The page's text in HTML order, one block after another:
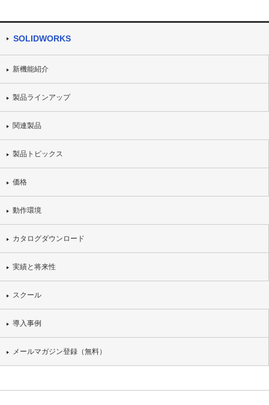
SOLIDWORKS
新機能紹介
製品ラインアップ
関連製品
製品トピックス
価格
動作環境
カタログダウンロード
実績と将来性
スクール
導入事例
メールマガジン登録（無料）